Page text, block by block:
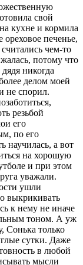
свой
кухне и кормила
печенье,
чем-то
потому что
никогда
делом моей
не спорил.
резьбой
его
по его
научилась, а вот
на хорошую
и при этом
уважали.
ушли
выкрикивать
к нему не иначе
тоном. А уж
Сонька только
сутки. Даже
в любой
мысли